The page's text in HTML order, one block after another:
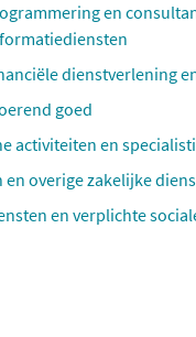
en
dienstverlening
goed
activiteiten en
overige zakelijke
en verplichte